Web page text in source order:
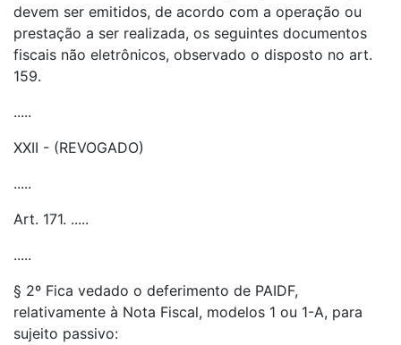
devem ser emitidos, de acordo com a operação ou
prestação a ser realizada, os seguintes documentos
fiscais não eletrônicos, observado o disposto no art.
159.
.....
XXII - (REVOGADO)
.....
Art. 171. .....
.....
§ 2º Fica vedado o deferimento de PAIDF,
relativamente à Nota Fiscal, modelos 1 ou 1-A, para
sujeito passivo: